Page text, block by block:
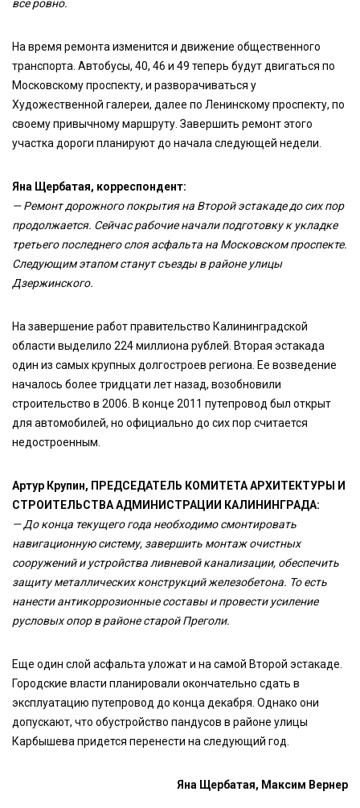
все ровно.
На время ремонта изменится и движение общественного
транспорта. Автобусы, 40, 46 и 49 теперь будут двигаться по
Московскому проспекту, и разворачиваться у
Художественной галереи, далее по Ленинскому проспекту, по
своему привычному маршруту. Завершить ремонт этого
участка дороги планируют до начала следующей недели.
Яна Щербатая, корреспондент:
— Ремонт дорожного покрытия на Второй эстакаде до сих пор
продолжается. Сейчас рабочие начали подготовку к укладке
третьего последнего слоя асфальта на Московском проспекте.
Следующим этапом станут съезды в районе улицы
Дзержинского.
На завершение работ правительство Калининградской
области выделило 224 миллиона рублей. Вторая эстакада
один из самых крупных долгостроев региона. Ее возведение
началось более тридцати лет назад, возобновили
строительство в 2006. В конце 2011 путепровод был открыт
для автомобилей, но официально до сих пор считается
недостроенным.
Артур Крупин, ПРЕДСЕДАТЕЛЬ КОМИТЕТА АРХИТЕКТУРЫ И
СТРОИТЕЛЬСТВА АДМИНИСТРАЦИИ КАЛИНИНГРАДА:
— До конца текущего года необходимо смонтировать
навигационную систему, завершить монтаж очистных
сооружений и устройства ливневой канализации, обеспечить
защиту металлических конструкций железобетона. То есть
нанести антикоррозионные составы и провести усиление
русловых опор в районе старой Преголи.
Еще один слой асфальта уложат и на самой Второй эстакаде.
Городские власти планировали окончательно сдать в
эксплуатацию путепровод до конца декабря. Однако они
допускают, что обустройство пандусов в районе улицы
Карбышева придется перенести на следующий год.
Яна Щербатая, Максим Вернер